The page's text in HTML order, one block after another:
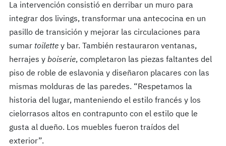
La intervención consistió en derribar un muro para
integrar dos livings, transformar una antecocina en un
pasillo de transición y mejorar las circulaciones para
sumar toilettey bar. También restauraron ventanas,
herrajes y boiserie, completaron las piezas faltantes del
piso de roble de eslavonia y diseñaron placares con las
mismas molduras de las paredes. “Respetamos la
historia del lugar, manteniendo el estilo francés y los
cielorrasos altos en contrapunto con el estilo que le
gusta al dueño. Los muebles fueron traídos del
exterior”.